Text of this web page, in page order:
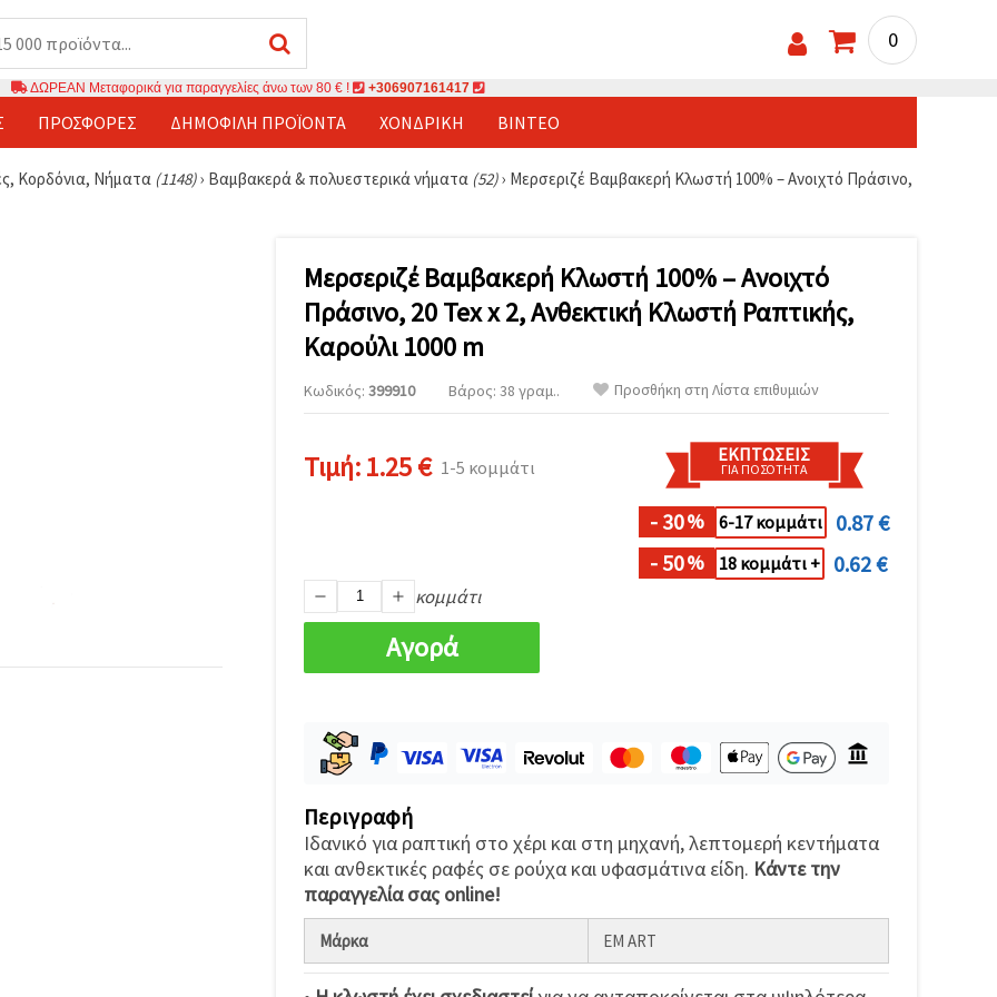
0
ΔΩΡΕΑΝ Μεταφορικά για παραγγελίες άνω των 80 € ! +306907161417
ΠΡΟΣΦΟΡΈΣ ΔΗΜΟΦΙΛΉ ΠΡΟΪΌΝΤΑ ΧΟΝΔΡΙΚΉ ΒΊΝΤΕΟ
Κορδόνια, Νήματα (1148)› Βαμβακερά & πολυεστερικά νήματα (52)› Μερσεριζέ Βαμβακερή Κλωστή 100% – Ανοιχτό Πράσινο,
Μερσεριζέ Βαμβακερή Κλωστή 100% – Ανοιχτό
Πράσινο, 20 Tex x 2, Ανθεκτική Κλωστή Ραπτικής,
Καρούλι 1000 m
Κωδικός: 399910 Βάρος: 38 γραμ.. Προσθήκη στη Λίστα επιθυμιών
Τιμή:1.25 € 1-5 κομμάτι
ΕΚΠΤΏΣΕΙΣ
ΓΙΑ ΠΟΣΌΤΗΤΑ
- 30% 6-17 κομμάτι
0.87 €
- 50% 18 κομμάτι + 0.62 €
κομμάτι
Αγορά
Περιγραφή
Ιδανικό για ραπτική στο χέρι και στη μηχανή, λεπτομερή κεντήματα
και ανθεκτικές ραφές σε ρούχα και υφασμάτινα είδη. Κάντε την
παραγγελία σας online!
Μάρκα EM ART